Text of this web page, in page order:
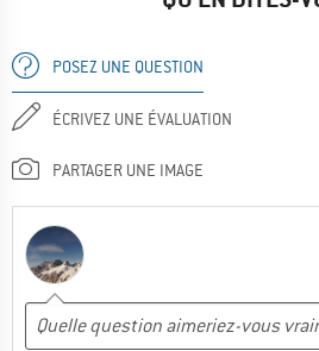
POSEZ UNE QUESTION
ÉCRIVEZ UNE ÉVALUATION
PARTAGER UNE IMAGE